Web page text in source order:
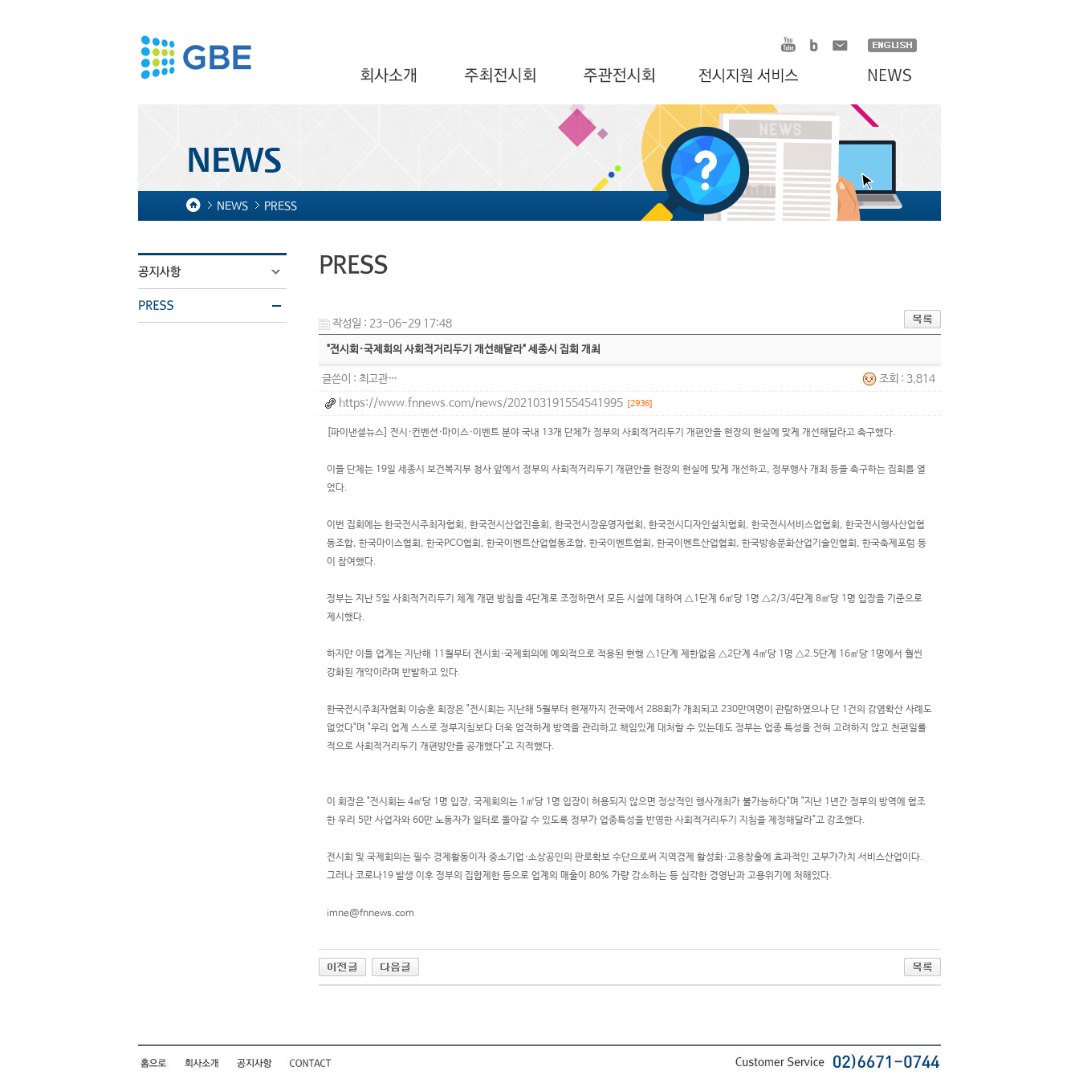
NEWS PRESS
작성일 : 23-06-29 17:48
"전시회·국제회의 사회적거리두기 개선해달라" 세종시 집회 개최
글쓴이 : 최고관…
조회 : 3,814
https://www.fnnews.com/news/202103191554541995 [2936]
[파이낸셜뉴스] 전시·컨벤션·마이스·이벤트 분야 국내 13개 단체가 정부의 사회적거리두기 개편안을 현장의 현실에 맞게 개선해달라고 촉구했다.
이들 단체는 19일 세종시 보건복지부 청사 앞에서 정부의 사회적거리두기 개편안을 현장의 현실에 맞게 개선하고, 정부행사 개최 등을 촉구하는 집회를 열
었다.
이번 집회에는 한국전시주최자협회, 한국전시산업진흥회, 한국전시장운영자협회, 한국전시디자인설치협회, 한국전시서비스업협회, 한국전시행사산업협
동조합, 한국마이스협회, 한국PCO협회, 한국이벤트산업협동조합, 한국이벤트협회, 한국이벤트산업협회, 한국방송문화산업기술인협회, 한국축제포럼 등
이 참여했다.
정부는 지난 5일 사회적거리두기 체계 개편 방침을 4단계로 조정하면서 모든 시설에 대하여 △1단계 6㎡당 1명 △2/3/4단계 8㎡당 1명 입장을 기준으로
제시했다.
하지만 이들 업계는 지난해 11월부터 전시회·국제회의에 예외적으로 적용된 현행 △1단계 제한없음 △2단계 4㎡당 1명 △2.5단계 16㎡당 1명에서 훨씬
강화된 개악이라며 반발하고 있다.
한국전시주최자협회 이승훈 회장은 "전시회는 지난해 5월부터 현재까지 전국에서 288회가 개최되고 230만여명이 관람하였으나 단 1건의 감염확산 사례도
없었다"며 "우리 업계 스스로 정부지침보다 더욱 엄격하게 방역을 관리하고 책임있게 대처할 수 있는데도 정부는 업종 특성을 전혀 고려하지 않고 천편일률
적으로 사회적거리두기 개편방안을 공개했다"고 지적했다.
이 회장은 "전시회는 4㎡당 1명 입장, 국제회의는 1㎡당 1명 입장이 허용되지 않으면 정상적인 행사개최가 불가능하다"며 "지난 1년간 정부의 방역에 협조
한 우리 5만 사업자와 60만 노동자가 일터로 돌아갈 수 있도록 정부가 업종특성을 반영한 사회적거리두기 지침을 제정해달라"고 강조했다.
전시회 및 국제회의는 필수 경제활동이자 중소기업·소상공인의 판로확보 수단으로써 지역경제 활성화·고용창출에 효과적인 고부가가치 서비스산업이다.
그러나 코로나19 발생 이후 정부의 집합제한 등으로 업계의 매출이 80% 가량 감소하는 등 심각한 경영난과 고용위기에 처해있다.
imne@fnnews.com